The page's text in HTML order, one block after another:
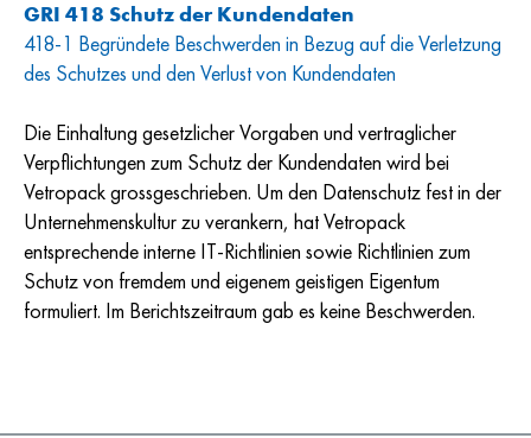
GRI 418 Schutz der Kundendaten
418-1 Begründete Beschwerden in Bezug auf die Verletzung
des Schutzes und den Verlust von Kundendaten
Die Einhaltung gesetzlicher Vorgaben und vertraglicher
Verpflichtungen zum Schutz der Kundendaten wird bei
Vetropack grossgeschrieben. Um den Datenschutz fest in der
Unternehmenskultur zu verankern, hat Vetropack
entsprechende interne IT-Richtlinien sowie Richtlinien zum
Schutz von fremdem und eigenem geistigen Eigentum
formuliert. Im Berichtszeitraum gab es keine Beschwerden.